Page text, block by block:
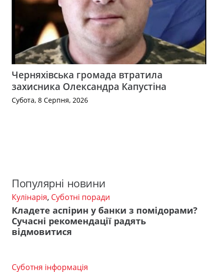
Черняхівська громада втратила
захисника Олександра Капустіна
Субота, 8 Серпня, 2026
Популярні новини
Кулінарія, Суботні поради
Кладете аспірин у банки з помідорами?
Сучасні рекомендації радять
відмовитися
Суботня інформація